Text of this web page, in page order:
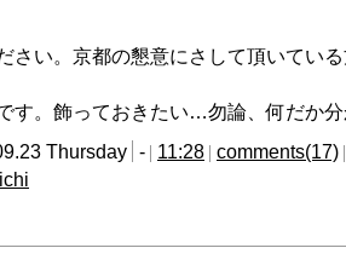
さい。京都の懇意にさして頂いてい
す。飾っておきたい…勿論、何だか
Thursday - 11:28 comments(17)